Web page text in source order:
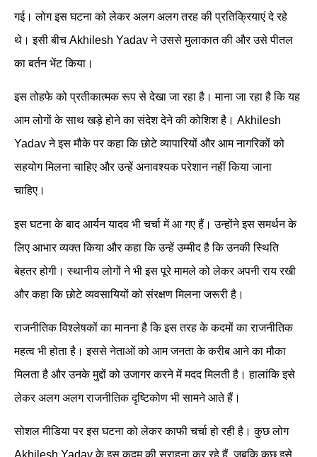
गई। लोग इस घटना को लेकर अलग अलग तरह की प्रतिक्रियाएं दे रहे
थे। इसी बीच Akhilesh Yadav ने उससे मुलाकात की और उसे पीतल
का बर्तन भेंट किया।
इस तोहफे को प्रतीकात्मक रूप से देखा जा रहा है। माना जा रहा है कि यह
आम लोगों के साथ खड़े होने का संदेश देने की कोशिश है। Akhilesh
Yadav ने इस मौके पर कहा कि छोटे व्यापारियों और आम नागरिकों को
सहयोग मिलना चाहिए और उन्हें अनावश्यक परेशान नहीं किया जाना
चाहिए।
इस घटना के बाद आर्यन यादव भी चर्चा में आ गए हैं। उन्होंने इस समर्थन के
लिए आभार व्यक्त किया और कहा कि उन्हें उम्मीद है कि उनकी स्थिति
बेहतर होगी। स्थानीय लोगों ने भी इस पूरे मामले को लेकर अपनी राय रखी
और कहा कि छोटे व्यवसायियों को संरक्षण मिलना जरूरी है।
राजनीतिक विश्लेषकों का मानना है कि इस तरह के कदमों का राजनीतिक
महत्व भी होता है। इससे नेताओं को आम जनता के करीब आने का मौका
मिलता है और उनके मुद्दों को उजागर करने में मदद मिलती है। हालांकि इसे
लेकर अलग अलग राजनीतिक दृष्टिकोण भी सामने आते हैं।
सोशल मीडिया पर इस घटना को लेकर काफी चर्चा हो रही है। कुछ लोग